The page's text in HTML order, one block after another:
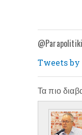
@Parapolitiki
Tweets
Τα πιο